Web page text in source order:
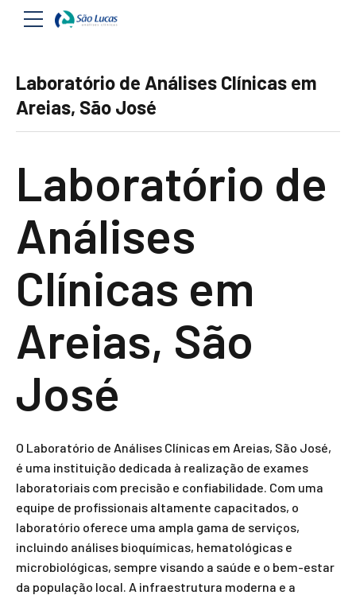
Laboratório de Análises Clínicas em
Areias, São José
Laboratório de
Análises
Clínicas em
Areias, São
José
O Laboratório de Análises Clínicas em Areias, São José,
é uma instituição dedicada à realização de exames
laboratoriais com precisão e confiabilidade. Com uma
equipe de profissionais altamente capacitados, o
laboratório oferece uma ampla gama de serviços,
incluindo análises bioquímicas, hematológicas e
microbiológicas, sempre visando a saúde e o bem-estar
da população local. A infraestrutura moderna e a